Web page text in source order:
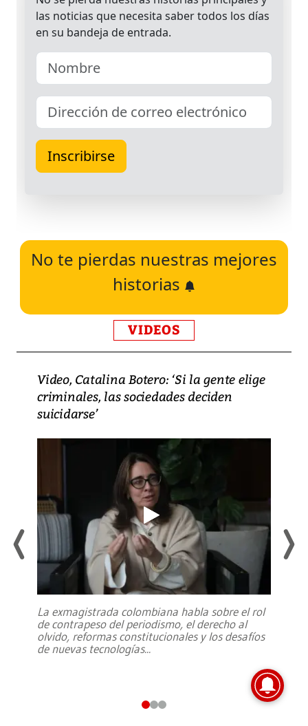
No te pierdas nuestras mejores
historias
VIDEOS
Video, Catalina Botero: ‘Si la gente elige
criminales, las sociedades deciden
suicidarse’
La exmagistrada colombiana habla sobre el rol
de contrapeso del periodismo, el derecho al
olvido, reformas constitucionales y los desafíos
de nuevas tecnologías...